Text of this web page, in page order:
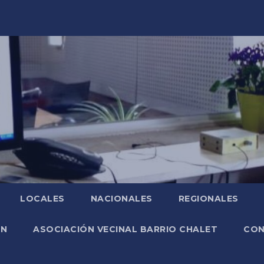
LOCALES NACIONALES REGIONALES
ASOCIACIÓN VECINAL BARRIO CHALET